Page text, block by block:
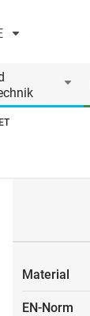
Material
EN-Norm